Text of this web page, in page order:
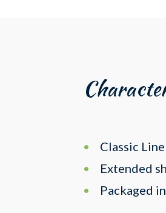
Classic Line
Extended
Packaged